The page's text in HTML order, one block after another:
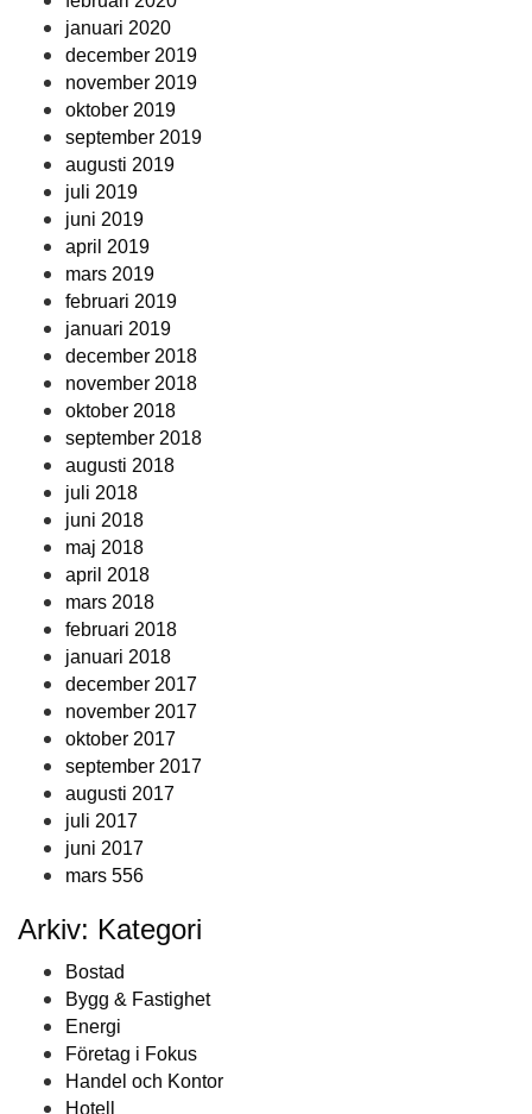
januari 2020
december 2019
november 2019
oktober 2019
september 2019
augusti 2019
juli 2019
juni 2019
april 2019
mars 2019
februari 2019
januari 2019
december 2018
november 2018
oktober 2018
september 2018
augusti 2018
juli 2018
juni 2018
maj 2018
april 2018
mars 2018
februari 2018
januari 2018
december 2017
november 2017
oktober 2017
september 2017
augusti 2017
juli 2017
juni 2017
mars 556
Arkiv: Kategori
Bostad
Bygg & Fastighet
Energi
Företag i Fokus
Handel och Kontor
Hotell